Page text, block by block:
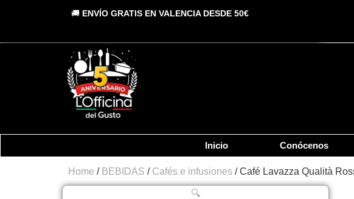
🚚 ENVÍO GRATIS EN VALENCIA DESDE 50€
Inicio Conócenos
Home / BEBIDAS / Cafés e infusiones / Café Lavazza Qualità
🔍